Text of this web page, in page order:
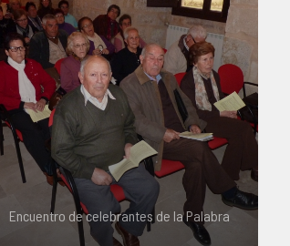
Encuentro de celebrantes de la Palabra